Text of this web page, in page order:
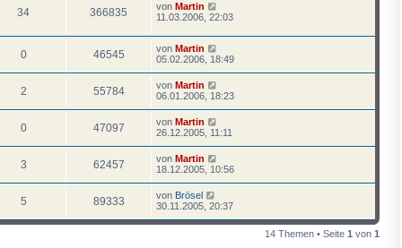
34 366835 von Martin
11.03.2006, 22:03
0 46545 von Martin
05.02.2006, 18:49
2 55784 von Martin
06.01.2006, 18:23
0 47097 von Martin
26.12.2005, 11:11
3 62457 von Martin
18.12.2005, 10:56
5 89333 von Brösel
30.11.2005, 20:37
14 Themen • Seite 1 von 1